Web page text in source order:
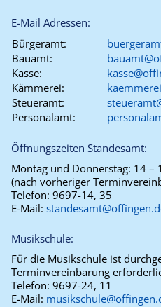
E-Mail Adressen:
Bürgeramt:
Bauamt:
Kasse:
Kämmerei:
Steueramt:
Personalamt:
Öffnungszeiten Standesamt:
Montag und Donnerstag: 14 –
(nach vorheriger
Telefon: 9697-14, 35
E-Mail:
Musikschule:
Für die Musikschule ist
Terminvereinbarung
Telefon: 9697-24, 11
E-Mail: